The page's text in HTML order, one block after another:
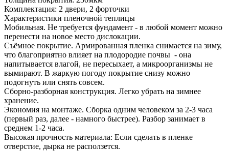
Комплектация: 2 двери, 2 форточки
Характеристики пленочной теплицы
Мобильная. Не требуется фундамент - в любой момент можно
перенести на новое место дислокации.
Съёмное покрытие. Армированная пленка снимается на зиму,
что благоприятно влияет на плодородие почвы - она
напитывается влагой, не пересыхает, а микроорганизмы не
вымирают. В жаркую погоду покрытие снизу можно
подогнуть или снять совсем.
Сборно-разборная конструкция. Легко убрать на зимнее
хранение.
Экономия на монтаже. Сборка одним человеком за 2-3 часа
(первый раз, далее - намного быстрее). Разбор занимает в
среднем 1-2 часа.
Высокая прочность материала: Если сделать в пленке
отверстие, дырка не расползется.